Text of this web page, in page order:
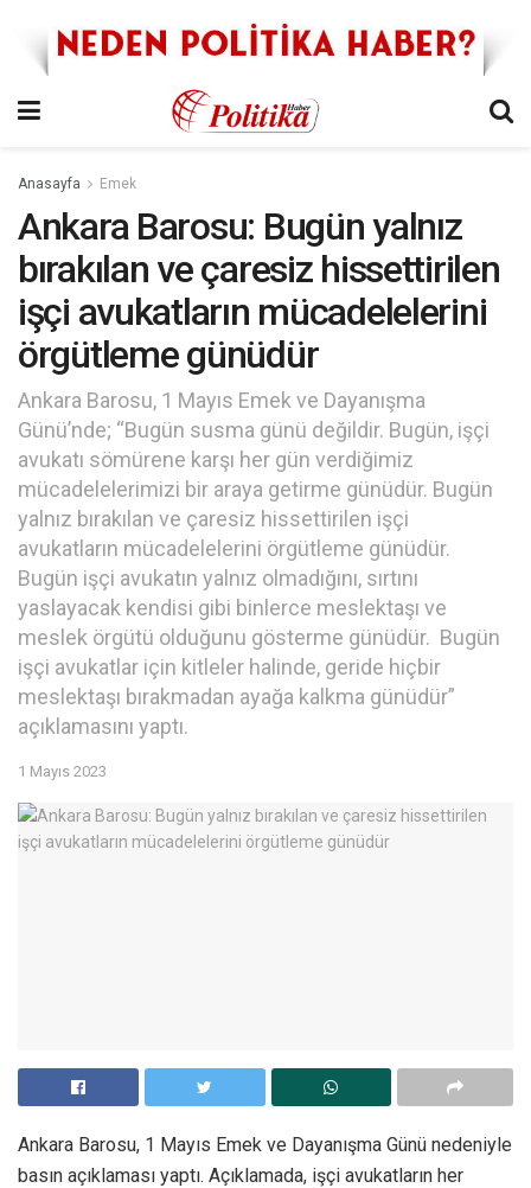
Anasayfa Emek
Ankara Barosu: Bugün yalnız
bırakılan ve çaresiz hissettirilen
işçi avukatların mücadelelerini
örgütleme günüdür
Ankara Barosu, 1 Mayıs Emek ve Dayanışma
Günü’nde; “Bugün susma günü değildir. Bugün, işçi
avukatı sömürene karşı her gün verdiğimiz
mücadelelerimizi bir araya getirme günüdür. Bugün
yalnız bırakılan ve çaresiz hissettirilen işçi
avukatların mücadelelerini örgütleme günüdür.
Bugün işçi avukatın yalnız olmadığını, sırtını
yaslayacak kendisi gibi binlerce meslektaşı ve
meslek örgütü olduğunu gösterme günüdür. Bugün
işçi avukatlar için kitleler halinde, geride hiçbir
meslektaşı bırakmadan ayağa kalkma günüdür”
açıklamasını yaptı.
1 Mayıs 2023
Ankara Barosu, 1 Mayıs Emek ve Dayanışma Günü nedeniyle
basın açıklaması yaptı. Açıklamada, işçi avukatların her